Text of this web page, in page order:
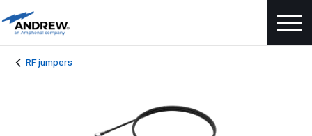
RF jumpers